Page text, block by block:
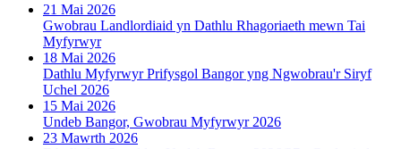
21 Mai 2026
Gwobrau Landlordiaid yn Dathlu Rhagoriaeth mewn Tai
Myfyrwyr
18 Mai 2026
Dathlu Myfyrwyr Prifysgol Bangor yng Ngwobrau'r Siryf
Uchel 2026
15 Mai 2026
Undeb Bangor, Gwobrau Myfyrwyr 2026
23 Mawrth 2026